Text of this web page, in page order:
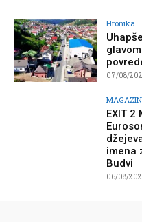
Hronika
07/08/
MAGAZIN
EXIT 2
imena
Budvi
06/08/